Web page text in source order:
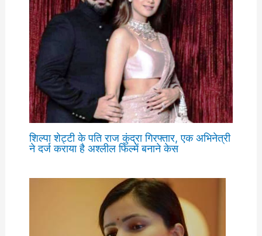
शिल्पा शेट्टी के पति राज कुंद्रा गिरफ्तार, एक अभिनेत्री
ने दर्ज कराया है अश्लील फिल्में बनाने केस